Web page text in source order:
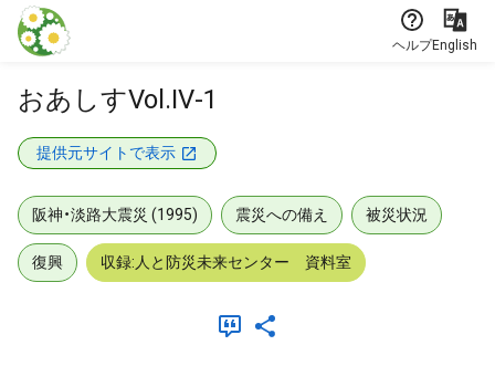
本文に飛ぶ
ヘルプEnglish
おあしすVol.IV-1
提供元サイトで表示
阪神・淡路大震災 (1995) 震災への備え 被災状況
復興 収録:人と防災未来センター 資料室